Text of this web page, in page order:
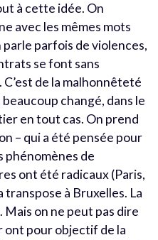
à cette idée. On
avec les mêmes mots
parle parfois de violences,
se font sans
de la malhonnêteté
changé, dans le
en tout cas. On prend
– qui a été pensée pour
phénomènes de
ont été radicaux (Paris,
transpose à Bruxelles. La
on ne peut pas dire
ont pour objectif de la